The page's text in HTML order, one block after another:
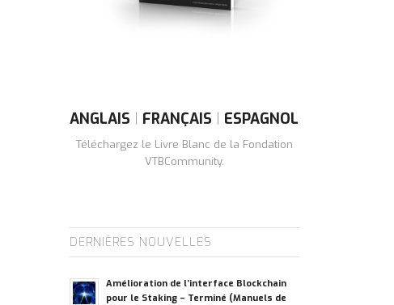
ANGLAIS | FRANÇAIS | ESPAGNOL
Téléchargez le Livre Blanc de la Fondation
VTBCommunity.
DERNIÈRES NOUVELLES
Amélioration de l’interface Blockchain
pour le Staking – Terminé (Manuels de